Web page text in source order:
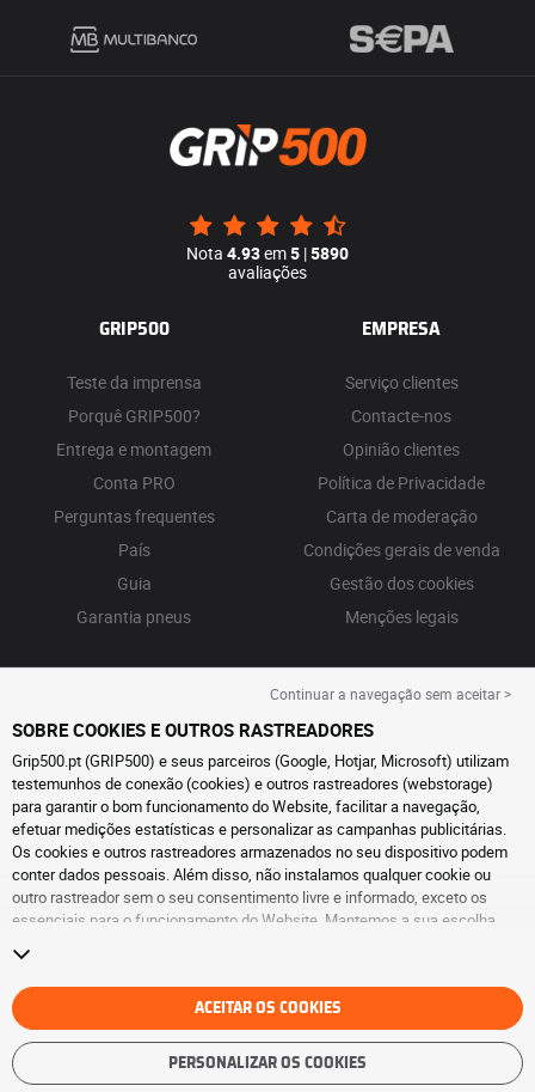
Nota 4.93em5 |5890
avaliações
GRIP500
Teste da imprensa
Porquê GRIP500?
Entrega e montagem
Conta PRO
Perguntas frequentes
País
Guia
Garantia pneus
EMPRESA
Serviço clientes
Contacte-nos
Opinião clientes
Política de Privacidade
Carta de moderação
Condições gerais de venda
Gestão dos cookies
Menções legais
Continuar a navegação sem aceitar >
SOBRE COOKIES E OUTROS RASTREADORES
Grip500.pt (GRIP500) e seus parceiros (Google, Hotjar, Microsoft) utilizam
testemunhos de conexão (cookies) e outros rastreadores (webstorage)
para garantir o bom funcionamento do Website, facilitar a navegação,
efetuar medições estatísticas e personalizar as campanhas publicitárias.
Os cookies e outros rastreadores armazenados no seu dispositivo podem
conter dados pessoais. Além disso, não instalamos qualquer cookie ou
outro rastreador sem o seu consentimento livre e informado, exceto os
essenciais para o funcionamento do Website. Mantemos a sua escolha
aceder à
a navegar sem aceitar a instalação de cookies ou outros rastreadores. A
recusa não prejudica o acesso aos serviços GRIP500. Para obter mais
informações, consultea página de cookies e outros rastreadores.
ACEITAR OS COOKIES
PERSONALIZAR OS COOKIES